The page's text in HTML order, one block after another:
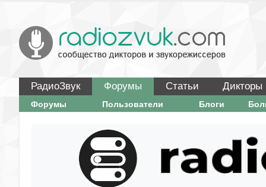
РадиоЗвук Форумы Статьи Дикторы
Форумы Пользователи Блоги